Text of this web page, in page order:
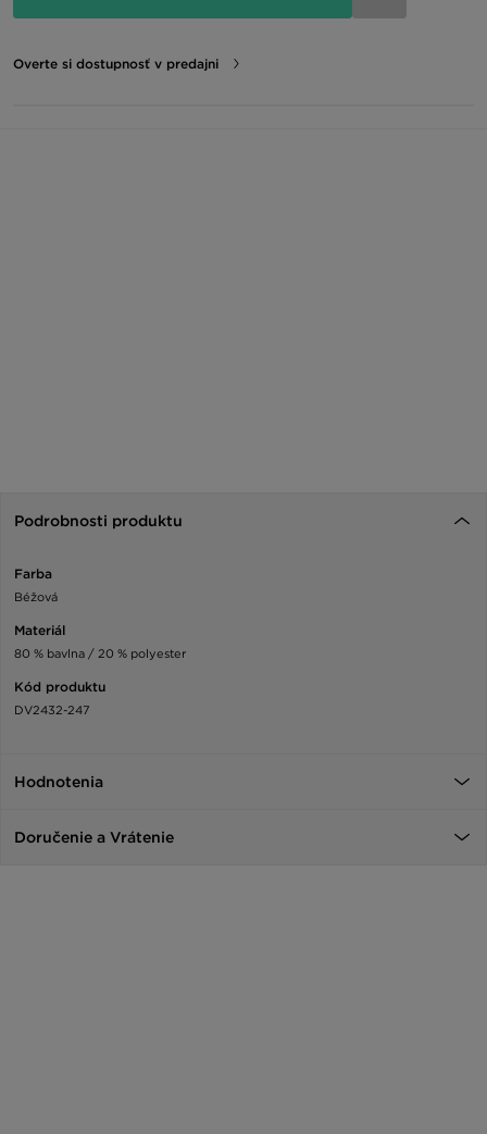
Overte si dostupnosť v predajni
Podrobnosti produktu
Farba
Béžová
Materiál
80 % bavlna / 20 % polyester
Kód produktu
DV2432-247
Hodnotenia
Doručenie a Vrátenie